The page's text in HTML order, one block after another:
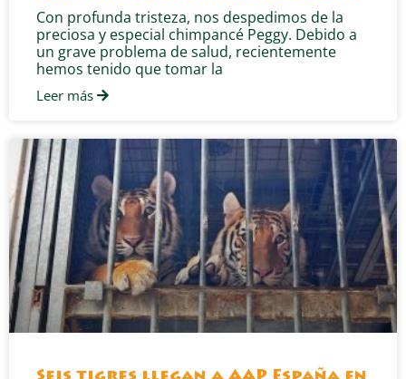
Con profunda tristeza, nos despedimos de la
preciosa y especial chimpancé Peggy. Debido a
un grave problema de salud, recientemente
hemos tenido que tomar la
Leer más